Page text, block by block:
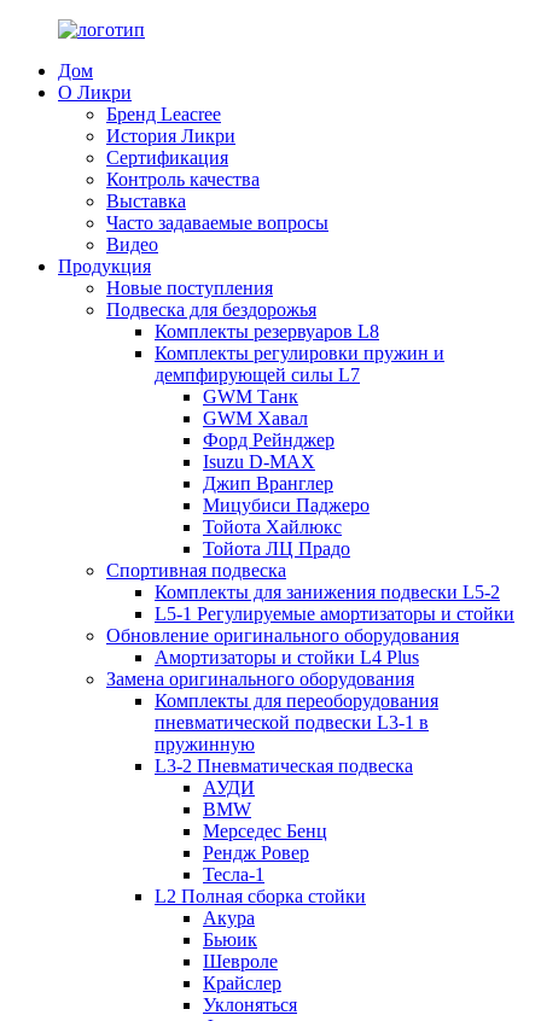
Дом
О Ликри
Бренд Leacree
История Ликри
Сертификация
Контроль качества
Выставка
Часто задаваемые вопросы
Видео
Продукция
Новые поступления
Подвеска для бездорожья
Комплекты резервуаров L8
Комплекты регулировки пружин и
демпфирующей силы L7
GWM Танк
GWM Хавал
Форд Рейнджер
Isuzu D-MAX
Джип Вранглер
Мицубиси Паджеро
Тойота Хайлюкс
Тойота ЛЦ Прадо
Спортивная подвеска
Комплекты для занижения подвески L5-2
L5-1 Регулируемые амортизаторы и стойки
Обновление оригинального оборудования
Амортизаторы и стойки L4 Plus
Замена оригинального оборудования
Комплекты для переоборудования
пневматической подвески L3-1 в
пружинную
L3-2 Пневматическая подвеска
АУДИ
BMW
Мерседес Бенц
Рендж Ровер
Тесла-1
L2 Полная сборка стойки
Акура
Бьюик
Шевроле
Крайслер
Уклоняться